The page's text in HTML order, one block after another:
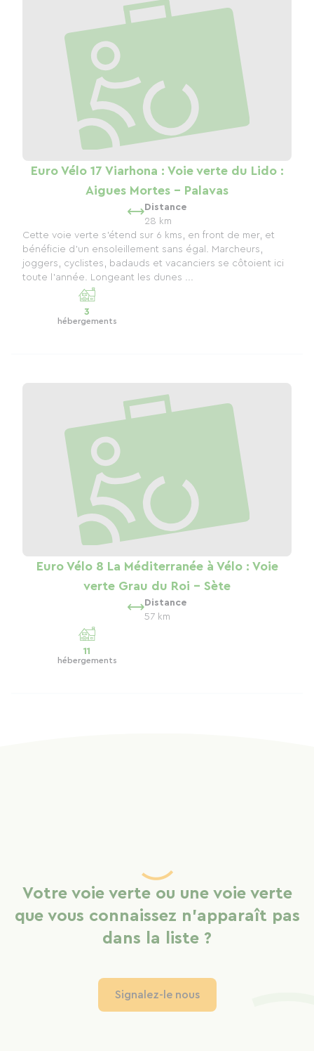
Euro Vélo 17 Viarhona : Voie verte du Lido :
Aigues Mortes - Palavas
Distance
28 km
Cette voie verte s’étend sur 6 kms, en front de mer, et
bénéficie d’un ensoleillement sans égal. Marcheurs,
joggers, cyclistes, badauds et vacanciers se côtoient ici
toute l’année. Longeant les dunes ...
3
hébergements
Euro Vélo 8 La Méditerranée à Vélo : Voie
verte Grau du Roi - Sète
Distance
57 km
11
hébergements
Votre voie verte ou une voie verte
que vous connaissez n'apparaît pas
dans la liste ?
Signalez-le nous